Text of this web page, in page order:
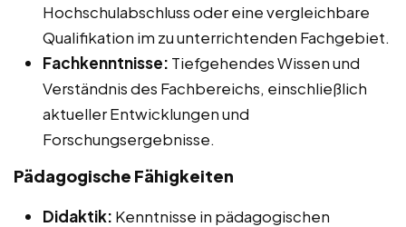
Hochschulabschluss oder eine vergleichbare
Qualifikation im zu unterrichtenden Fachgebiet.
Fachkenntnisse: Tiefgehendes Wissen und
Verständnis des Fachbereichs, einschließlich
aktueller Entwicklungen und
Forschungsergebnisse.
Pädagogische Fähigkeiten
Didaktik: Kenntnisse in pädagogischen